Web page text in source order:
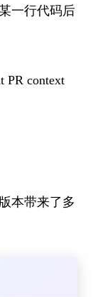
一行代码后
PR context
本带来了多